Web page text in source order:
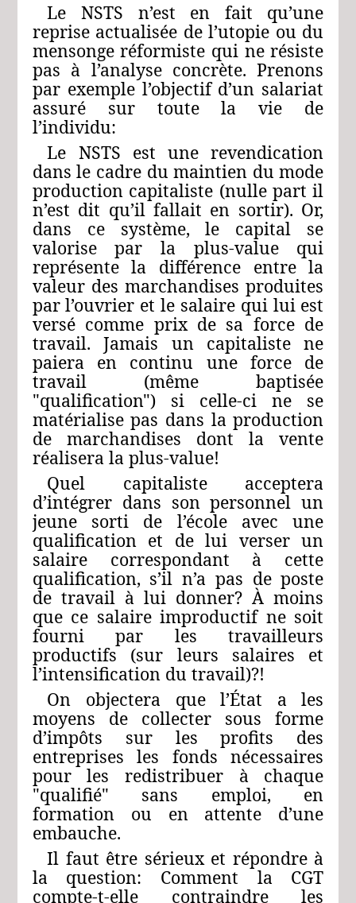
Le NSTS n’est en fait qu’une
reprise actualisée de l’utopie ou du
mensonge réformiste qui ne résiste
pas à l’analyse concrète. Prenons
par exemple l’objectif d’un salariat
assuré sur toute la vie de
l’individu:
Le NSTS est une revendication
dans le cadre du maintien du mode
production capitaliste (nulle part il
n’est dit qu’il fallait en sortir). Or,
dans ce système, le capital se
valorise par la plus-value qui
représente la différence entre la
valeur des marchandises produites
par l’ouvrier et le salaire qui lui est
versé comme prix de sa force de
travail. Jamais un capitaliste ne
paiera en continu une force de
travail (même baptisée
"qualification") si celle‑ci ne se
matérialise pas dans la production
de marchandises dont la vente
réalisera la plus-value!
Quel capitaliste acceptera
d’intégrer dans son personnel un
jeune sorti de l’école avec une
qualification et de lui verser un
salaire correspondant à cette
qualification, s’il n’a pas de poste
de travail à lui donner? À moins
que ce salaire improductif ne soit
fourni par les travailleurs
productifs (sur leurs salaires et
l’intensification du travail)?!
On objectera que l’État a les
moyens de collecter sous forme
d’impôts sur les profits des
entreprises les fonds nécessaires
pour les redistribuer à chaque
"qualifié" sans emploi, en
formation ou en attente d’une
embauche.
Il faut être sérieux et répondre à
la question: Comment la CGT
compte‑t‑elle contraindre les